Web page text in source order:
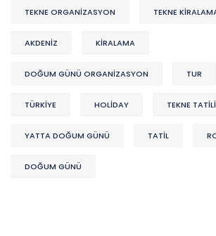
TEKNE ORGANIZASYON TEKNE
AKDENIZ KİRALAMA
DOĞUM GÜNÜ ORGANIZASYON TUR
TÜRKİYE HOLİDAY TEKNE TATİLİ
YATTA DOĞUM GÜNÜ TATİL
DOĞUM GÜNÜ